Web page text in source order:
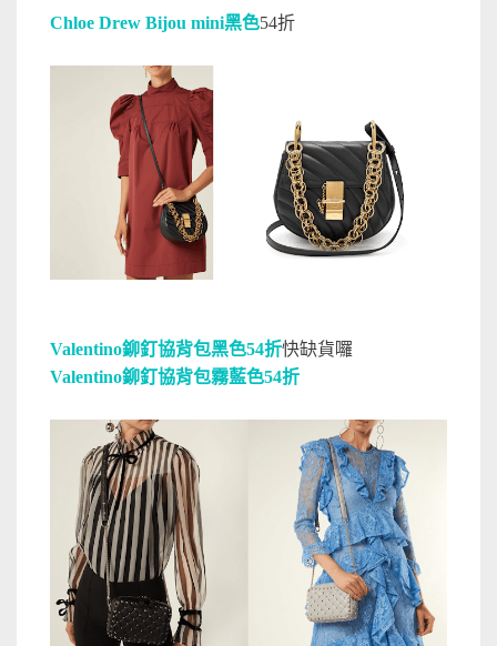
Chloe Drew Bijou mini黑色54折
Valentino鉚釘協背包黑色54折快缺貨囉
Valentino鉚釘協背包霧藍色54折